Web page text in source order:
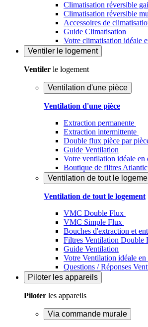
Climatisation réversible
Climatisation réversible
Accessoires de
Guide Climatisation
Votre climatisation idéale
Ventiler le logement
Ventiler le logement
Ventilation d'une pièce
Ventilation d'une pièce
Extraction permanente
Extraction intermittente
Double flux pièce par
Guide Ventilation
Votre ventilation idéale en
Boutique de filtres Atlantic
Ventilation de tout le
Ventilation de tout le logement
VMC Double Flux
VMC Simple Flux
Bouches d'extraction et
Filtres Ventilation Double
Guide Ventilation
Votre Ventilation idéale en
Questions / Réponses
Piloter les appareils
Piloter les appareils
Via commande murale